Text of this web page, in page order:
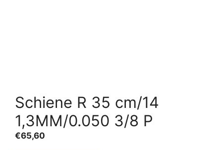
Schiene R 35 cm/14
1,3MM/0.050 3/8 P
€65,60